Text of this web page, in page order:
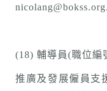
(18) 輔導員(職位編
推廣及發展僱員支